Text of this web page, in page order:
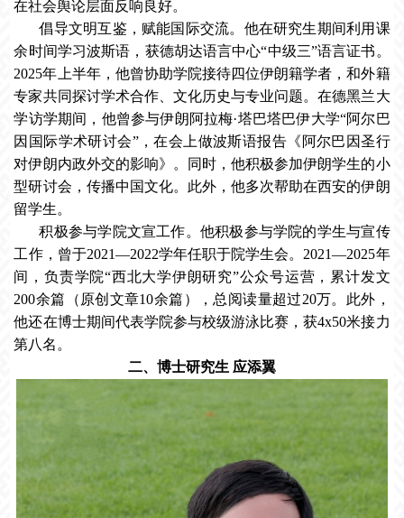
在社会舆论层面反响良好。
倡导文明互鉴，赋能国际交流。他在研究生期间利用课
余时间学习波斯语，获德胡达语言中心“中级三”语言证书。
2025年上半年，他曾协助学院接待四位伊朗籍学者，和外籍
专家共同探讨学术合作、文化历史与专业问题。在德黑兰大
学访学期间，他曾参与伊朗阿拉梅·塔巴塔巴伊大学“阿尔巴
因国际学术研讨会”，在会上做波斯语报告《阿尔巴因圣行
对伊朗内政外交的影响》。同时，他积极参加伊朗学生的小
型研讨会，传播中国文化。此外，他多次帮助在西安的伊朗
留学生。
积极参与学院文宣工作。他积极参与学院的学生与宣传
工作，曾于2021—2022学年任职于院学生会。2021—2025年
间，负责学院“西北大学伊朗研究”公众号运营，累计发文
200余篇（原创文章10余篇），总阅读量超过20万。此外，
他还在博士期间代表学院参与校级游泳比赛，获4x50米接力
第八名。
二、博士研究生 应添翼